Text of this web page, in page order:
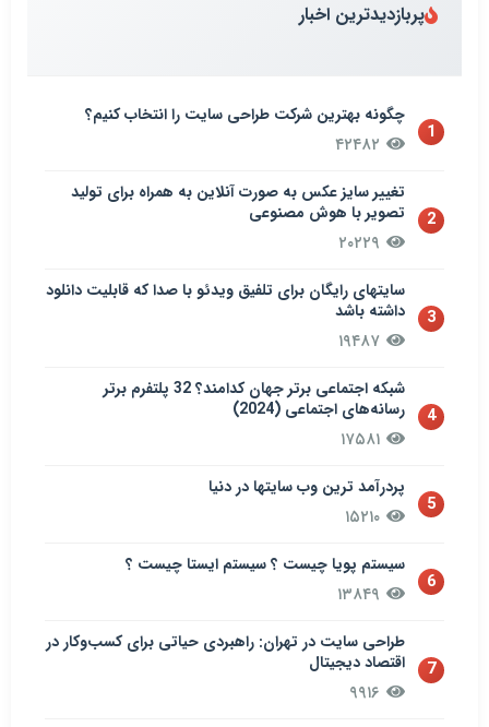
پربازدیدترین اخبار
1
چگونه بهترین شرکت طراحی سایت را انتخاب کنیم؟
2
تغییر سایز عکس به صورت آنلاین به همراه برای تولید
تصویر با هوش مصنوعی
3
سایتهای رایگان برای تلفیق ویدئو با صدا که قابلیت دانلود
داشته باشد
۱۹۴۸۷
4
شبکه اجتماعی برتر جهان کدامند؟ 32 پلتفرم برتر
رسانه‌های اجتماعی (2024)
۱۷۵۸۱
5
پردرآمد ترین وب سایتها در دنیا
۱۵۲۱۰
6
سيستم پويا چیست ؟ سيستم ایستا چیست ؟
7
طراحی سایت در تهران: راهبردی حیاتی برای کسب‌وکار در
اقتصاد دیجیتال